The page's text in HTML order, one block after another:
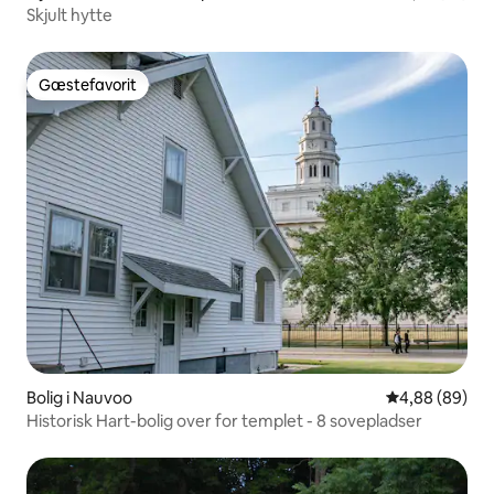
Skjult hytte
Gæstefavorit
Gæstefavorit
Bolig i Nauvoo 4,88 ud af 5 i
4,88 (89)
Historisk Hart-bolig over for templet - 8 sovepladser